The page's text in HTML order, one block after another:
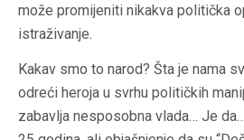
može promijeniti nikakva politička
istraživanje.
Kakav smo to narod? Šta je nama
odreći heroja u svrhu političkih
zabavlja nesposobna vlada… Je